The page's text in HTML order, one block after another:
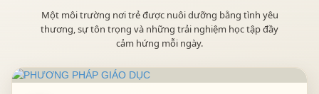
Một môi trường nơi trẻ được nuôi dưỡng bằng tình yêu
thương, sự tôn trọng và những trải nghiệm học tập đầy
cảm hứng mỗi ngày.